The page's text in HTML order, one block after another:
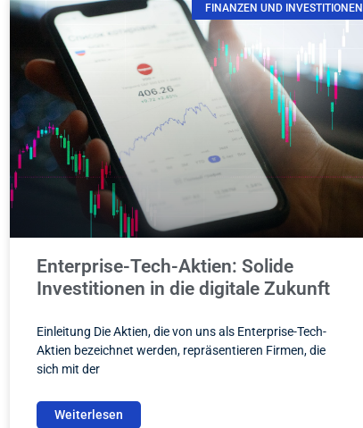
FINANZEN UND INVESTITIONEN
Enterprise-Tech-Aktien: Solide
Investitionen in die digitale Zukunft
Einleitung Die Aktien, die von uns als Enterprise-Tech-
Aktien bezeichnet werden, repräsentieren Firmen, die
sich mit der
Weiterlesen